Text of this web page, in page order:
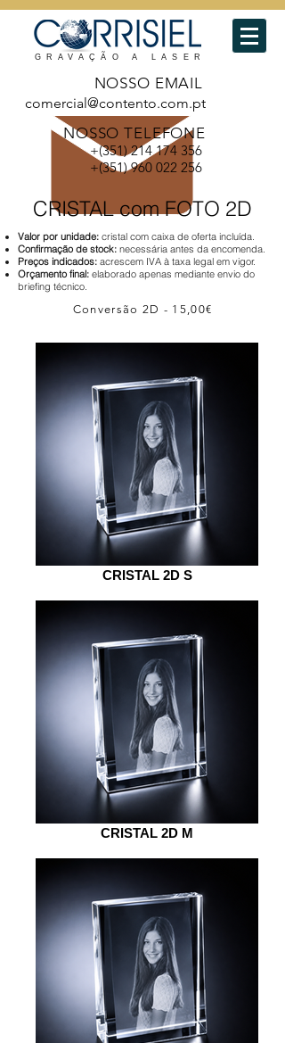
GRAVAÇÃO A LASER
NOSSO EMAIL
comercial@contento.com.pt
NOSSO TELEFONE
+(351)214 174 356
+(351)960 022 256
CRISTAL com FOTO 2D
​​Valor por unidade: cristal com caixa de oferta incluída.
Confirmação de stock: necessária antes da encomenda.
Preços indicados: acrescem IVA à taxa legal em vigor.
Orçamento final: elaborado apenas mediante envio do
briefing técnico.
Conversão 2D - 15,00€
CRISTAL 2D S
CRISTAL 2D M